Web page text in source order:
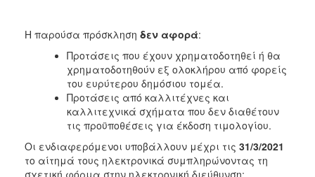
Η παρούσα πρόσκληση δεν αφορά:
Προτάσεις που έχουν χρηματοδοτηθεί ή θα
χρηματοδοτηθούν εξ ολοκλήρου από φορείς
του ευρύτερου δημόσιου τομέα.
Προτάσεις από καλλιτέχνες και
καλλιτεχνικά σχήματα που δεν διαθέτουν
τις προϋποθέσεις για έκδοση τιμολογίου.
Οι ενδιαφερόμενοι υποβάλλουν μέχρι τις 31/3/2021
το αίτημά τους ηλεκτρονικά συμπληρώνοντας τη
σχετική φόρμα στην ηλεκτρονική διεύθυνση: